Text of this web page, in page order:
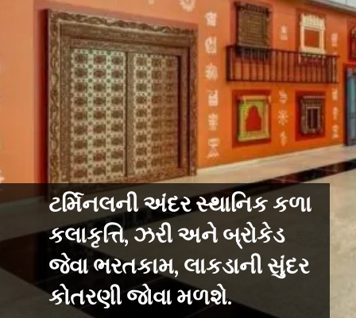
ટર્મિનલની અંદર સ્થાનિક કળા
કલાકૃત્તિ, ઝરી અને બ્રોકેડ
જેવા ભરતકામ, લાકડાની સુંદર
કોતરણી જોવા મળશે.